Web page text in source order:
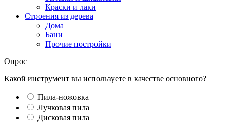
Краски и лаки
Строения из дерева
Дома
Бани
Прочие постройки
Опрос
Какой инструмент вы используете в качестве основного?
Пила-ножовка
Лучковая пила
Дисковая пила